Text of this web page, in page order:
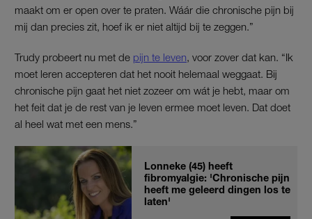
maakt om er open over te praten. Wáár die chronische pijn bij
mij dan precies zit, hoef ik er niet altijd bij te zeggen.”
Trudy probeert nu met de pijn te leven , voor zover dat kan. “Ik
moet leren accepteren dat het nooit helemaal weggaat. Bij
chronische pijn gaat het niet zozeer om wát je hebt, maar om
het feit dat je de rest van je leven ermee moet leven. Dat doet
al heel wat met een mens.”
Lonneke (45) heeft
fibromyalgie: 'Chronische pijn
heeft me geleerd dingen los te
laten'